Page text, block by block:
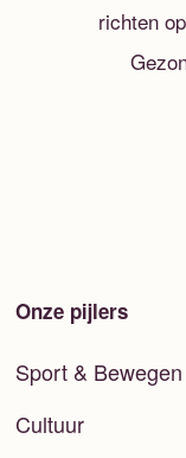
richten
Onze pijlers
Sport & Bewegen
Cultuur